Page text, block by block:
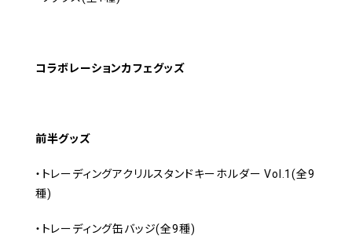
コラボレーションカフェグッズ
前半グッズ
・トレーディングアクリルスタンドキーホルダー Vol.1(全9
種)
・トレーディング缶バッジ(全9種)